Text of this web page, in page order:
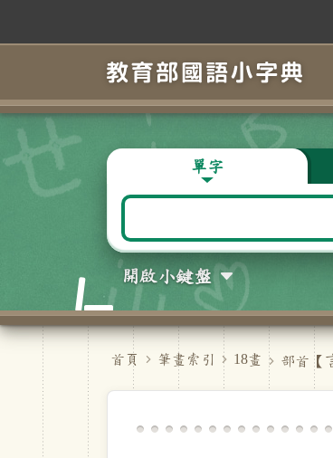
單字
開啟小鍵盤
首頁 筆畫索引 18畫 部首【